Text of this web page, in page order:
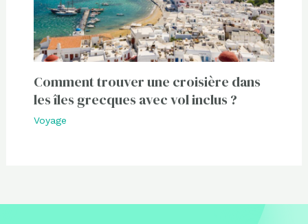
Comment trouver une croisière dans
les îles grecques avec vol inclus ?
Voyage